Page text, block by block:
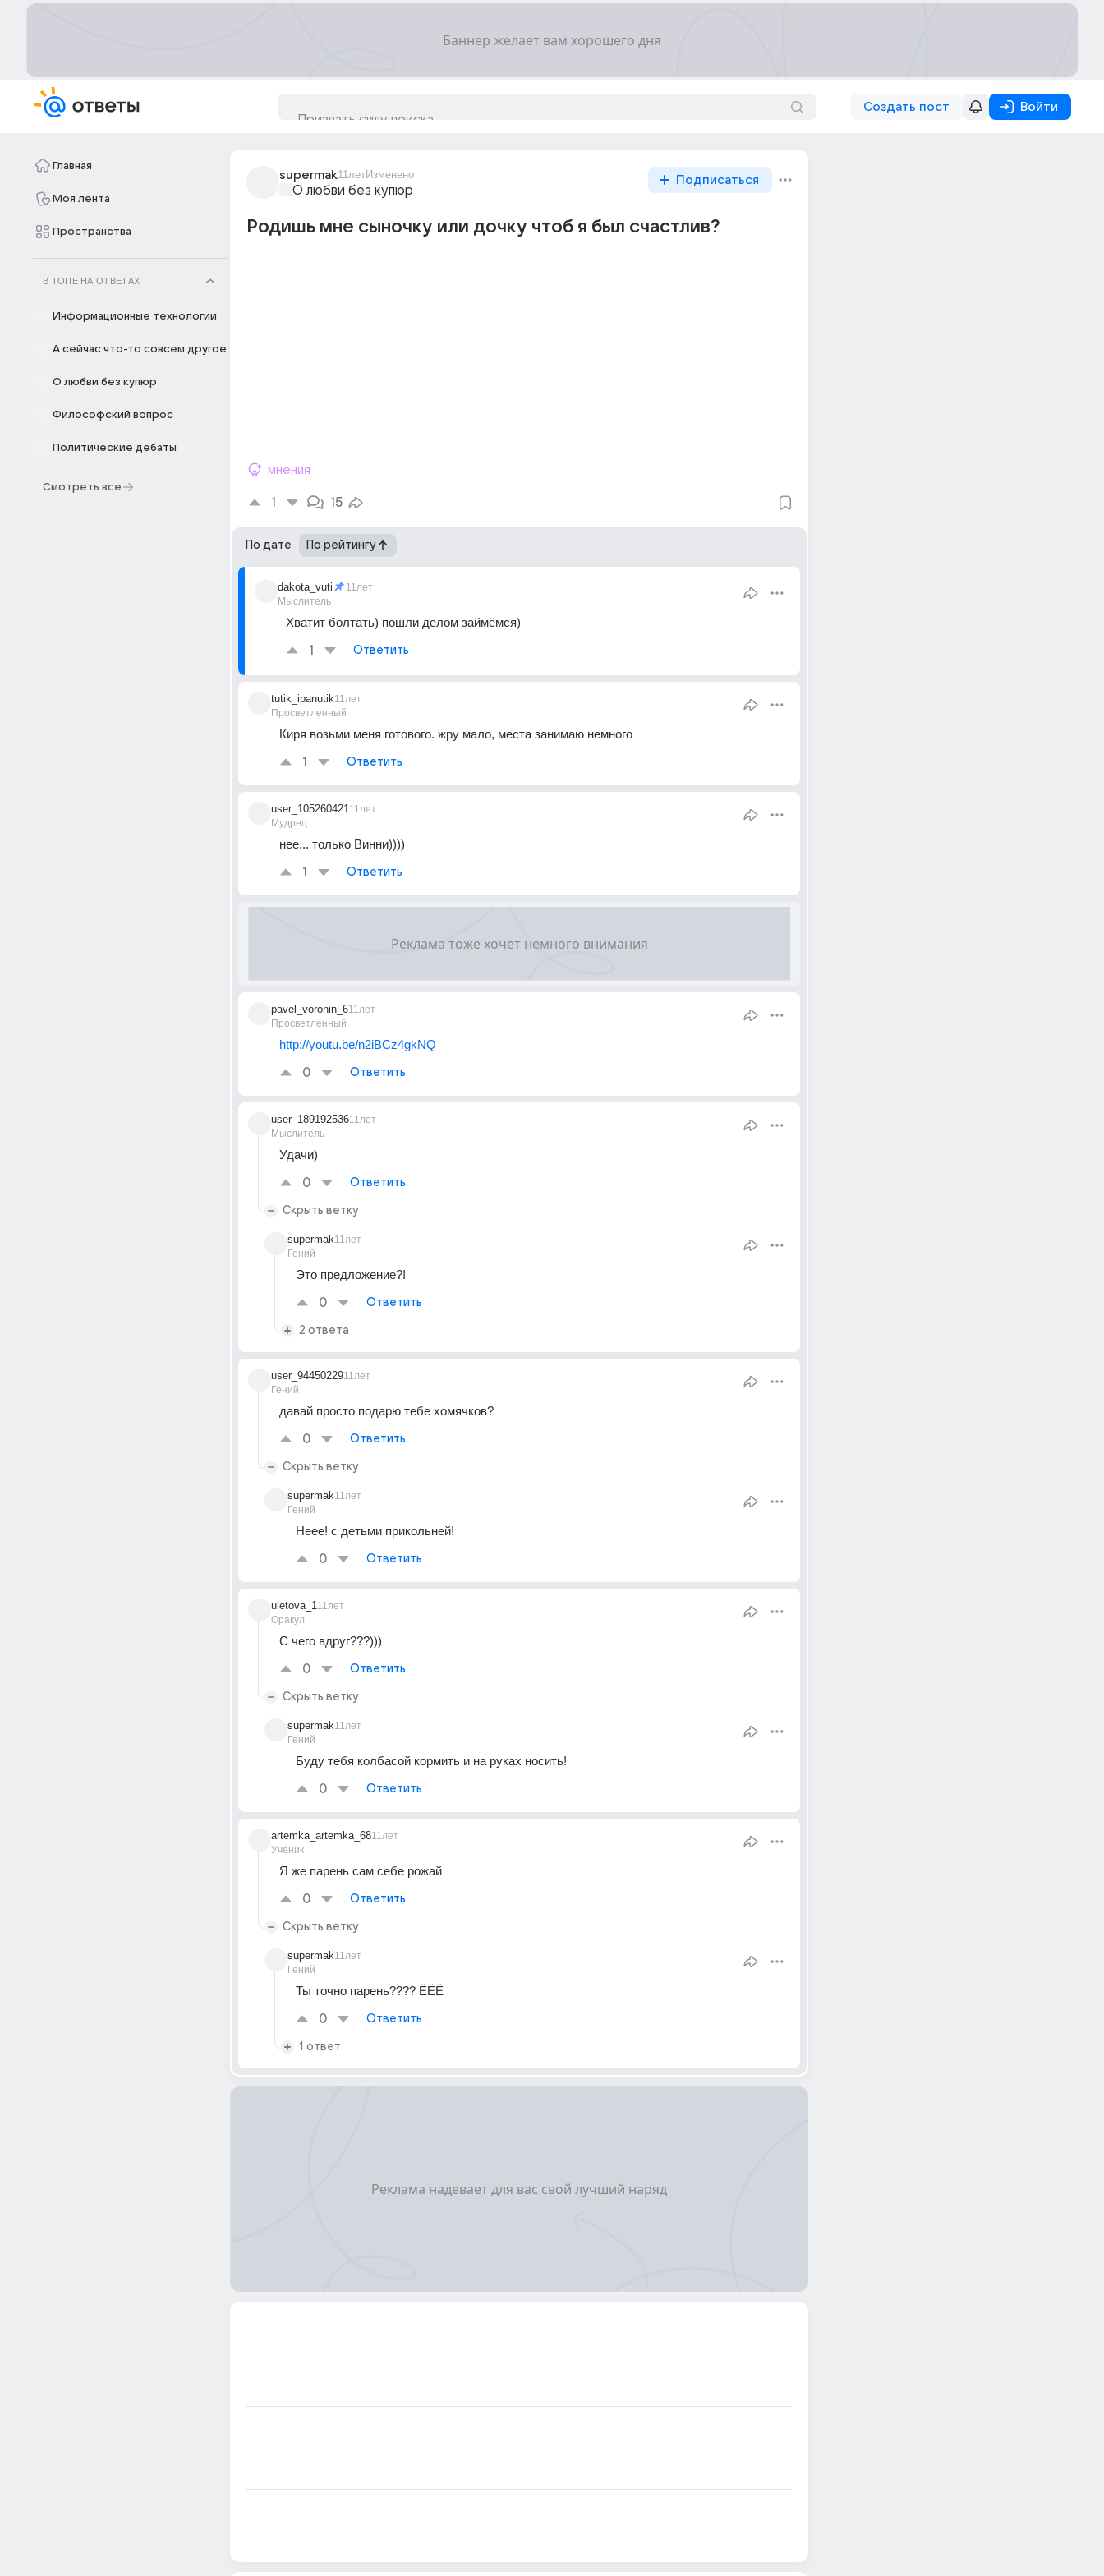
Создать пост Войти
Главная
Моя лента
Пространства
В ТОПЕ НА ОТВЕТАХ
Информационные технологии
А сейчас что-то совсем другое
О любви без купюр
Философский вопрос
Политические дебаты
Смотреть все
supermak11летИзменено
О любви без купюр
Подписаться
Родишь мне сыночку или дочку чтоб я был счастлив?
мнения
1 15
По дате По рейтингу
dakota_vuti
Мыслитель
11лет
Хватит болтать) пошли делом займёмся)
1 Ответить
tutik_ipanutik
Просветленный
11лет
Киря возьми меня готового. жру мало, места занимаю немного
1 Ответить
user_105260421
Мудрец
11лет
нее... только Винни))))
1 Ответить
pavel_voronin_6
Просветленный
11лет
http://youtu.be/n2iBCz4gkNQ
0 Ответить
user_189192536
Мыслитель
11лет
Удачи)
0 Ответить
Скрыть ветку
supermak
Гений
11лет
Это предложение?!
0 Ответить
2 ответа
user_94450229
Гений
11лет
давай просто подарю тебе хомячков?
0 Ответить
Скрыть ветку
supermak
Гений
11лет
Неее! с детьми прикольней!
0 Ответить
uletova_1
Оракул
11лет
С чего вдруг???)))
0 Ответить
Скрыть ветку
supermak
Гений
11лет
Буду тебя колбасой кормить и на руках носить!
0 Ответить
artemka_artemka_68
Ученик
11лет
Я же парень сам себе рожай
0 Ответить
Скрыть ветку
supermak
Гений
11лет
Ты точно парень???? ЁЁЁ
0 Ответить
1 ответ